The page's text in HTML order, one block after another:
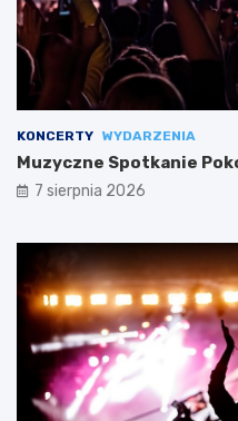
KONCERTY WYDARZENIA
Muzyczne Spotkanie
7 sierpnia 2026